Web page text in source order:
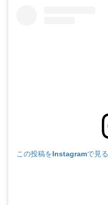
この投稿をInstagramで見る